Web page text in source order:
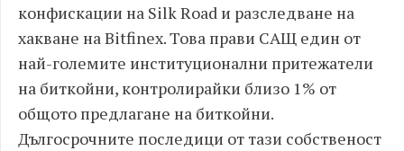
конфискации на Silk Road и разследване на
хакване на Bitfinex. Това прави САЩ един от
най-големите институционални притежатели
на биткойни, контролирайки близо 1% от
общото предлагане на биткойни.
Дългосрочните последици от тази собственост